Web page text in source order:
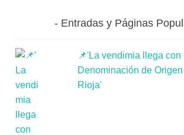
Entradas y Páginas
📌'La vendimia llega con
Denominación de
Rioja'